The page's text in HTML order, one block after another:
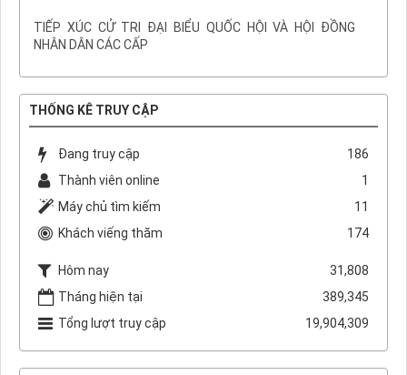
TIẾP XÚC CỬ TRI ĐẠI BIỂU QUỐC HỘI VÀ HỘI ĐỒNG
NHÂN DÂN CÁC CẤP
THỐNG KÊ TRUY CẬP
Đang truy cập
186
Thành viên online
1
Máy chủ tìm kiếm
11
Khách viếng thăm
174
Hôm nay
31,808
Tháng hiện tại
389,345
Tổng lượt truy cập
19,904,309